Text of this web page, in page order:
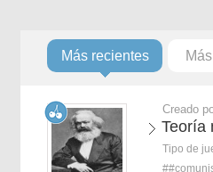
Más recientes
Creado
Teoría
Tipo de